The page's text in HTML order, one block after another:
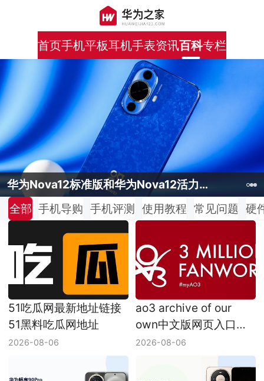
首页手机平板耳机手表资讯百科专栏
华为Mate60Pro使用5G网络教程 华为Nova12标准版和华为Nova12活力版有哪些区别
华为Nova12Ultra值得购买吗
华为Mate60Pro使用5G网络教程
华为Nova12标准版和华为Nova12活力版有哪些区别
全部 手机导购 手机评测 使用教程 常见问题 硬
51吃瓜网最新地址链接
51黑料吃瓜网地址
2026-08-06
ao3 archive of our
own中文版网页入口
ao3网页版入口地址
2026-08-06